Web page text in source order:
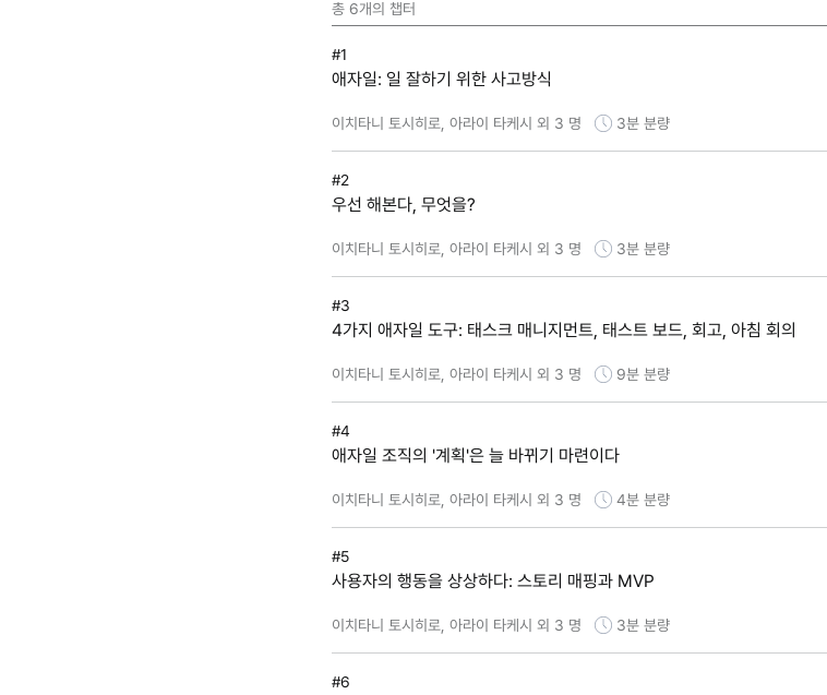
총 6개의 챕터
#1
애자일: 일 잘하기 위한 사고방식
이치타니 토시히로, 아라이 타케시 외 3 명 3분 분량
#2
우선 해본다, 무엇을?
이치타니 토시히로, 아라이 타케시 외 3 명 3분 분량
#3
4가지 애자일 도구: 태스크 매니지먼트, 태스트 보드, 회고, 아침 회의
이치타니 토시히로, 아라이 타케시 외 3 명 9분 분량
#4
애자일 조직의 '계획'은 늘 바뀌기 마련이다
이치타니 토시히로, 아라이 타케시 외 3 명 4분 분량
#5
사용자의 행동을 상상하다: 스토리 매핑과 MVP
이치타니 토시히로, 아라이 타케시 외 3 명 3분 분량
#6